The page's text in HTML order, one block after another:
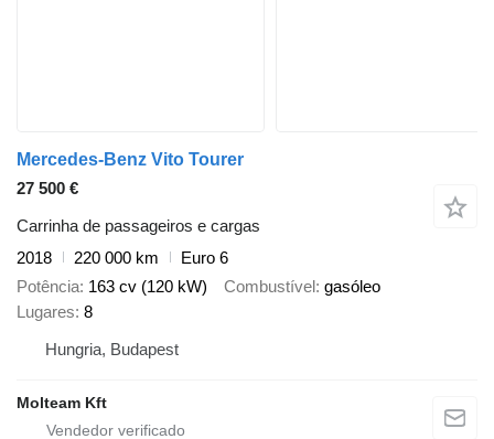
Mercedes-Benz Vito Tourer
27 500 €
Carrinha de passageiros e cargas
2018
220 000 km
Euro 6
Potência 163 cv (120 kW) Combustível
gasóleo
Lugares 8
Hungria, Budapest
Molteam Kft